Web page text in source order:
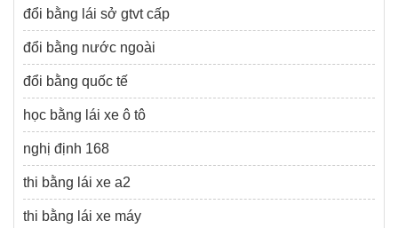
đổi bằng lái sở gtvt cấp
đổi bằng nước ngoài
đổi bằng quốc tế
học bằng lái xe ô tô
nghị định 168
thi bằng lái xe a2
thi bằng lái xe máy